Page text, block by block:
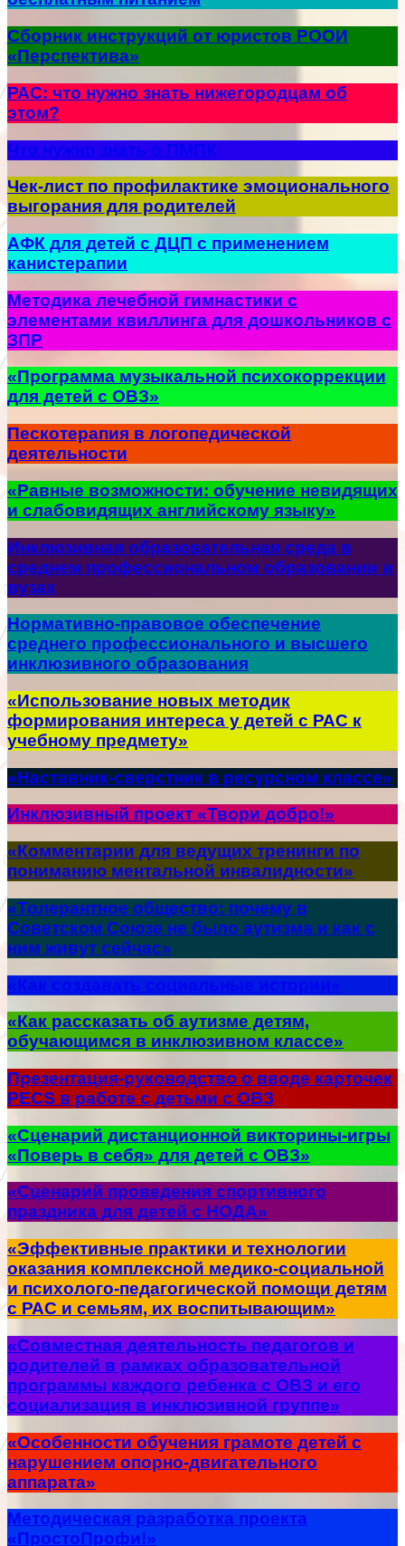
Сборник инструкций от юристов РООИ
«Перспектива»
РАС: что нужно знать нижегородцам об
этом?
Что нужно знать о ПМПК
Чек-лист по профилактике эмоционального
выгорания для родителей
АФК для детей с ДЦП с применением
канистерапии
Методика лечебной гимнастики с
элементами квиллинга для дошкольников с
ЗПР
«Программа музыкальной психокоррекции
для детей с ОВЗ»
Пескотерапия в логопедической
деятельности
«Равные возможности: обучение невидящих
и слабовидящих английскому языку»
Инклюзивная образовательная среда в
среднем профессиональном образовании и
вузах
Нормативно-правовое обеспечение
среднего профессионального и высшего
инклюзивного образования
«Использование новых методик
формирования интереса у детей с РАС к
учебному предмету»
«Наставник-сверстник в ресурсном классе»
Инклюзивный проект «Твори добро!»
«Комментарии для ведущих тренинги по
пониманию ментальной инвалидности»
«Толерантное общество: почему в
Советском Союзе не было аутизма и как с
ним живут сейчас»
«Как создавать социальные истории»
«Как рассказать об аутизме детям,
обучающимся в инклюзивном классе»
Презентация-руководство о вводе карточек
PECS в работе с детьми с ОВЗ
«Сценарий дистанционной викторины-игры
«Поверь в себя» для детей с ОВЗ»
«Сценарий проведения спортивного
праздника для детей с НОДА»
«Эффективные практики и технологии
оказания комплексной медико-социальной
и психолого-педагогической помощи детям
с РАС и семьям, их воспитывающим»
«Совместная деятельность педагогов и
родителей в рамках образовательной
программы каждого ребенка с ОВЗ и его
социализация в инклюзивной группе»
«Особенности обучения грамоте детей с
нарушением опорно-двигательного
аппарата»
Методическая разработка проекта
«ПростоПрофи!»